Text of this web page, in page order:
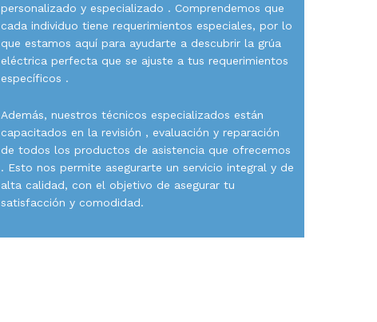
personalizado y especializado . Comprendemos que
cada individuo tiene requerimientos especiales, por lo
que estamos aquí para ayudarte a descubrir la grúa
eléctrica perfecta que se ajuste a tus requerimientos
específicos .
Además, nuestros técnicos especializados están
capacitados en la revisión , evaluación y reparación
de todos los productos de asistencia que ofrecemos
. Esto nos permite asegurarte un servicio integral y de
alta calidad, con el objetivo de asegurar tu
satisfacción y comodidad.